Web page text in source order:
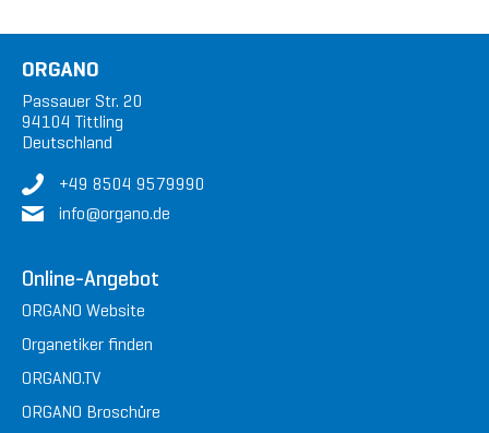
ORGANO
Passauer Str. 20
94104 Tittling
Deutschland
+49 8504 9579990
info@organo.de
Online-Angebot
ORGANO Website
Organetiker finden
ORGANO.TV
ORGANO Broschüre